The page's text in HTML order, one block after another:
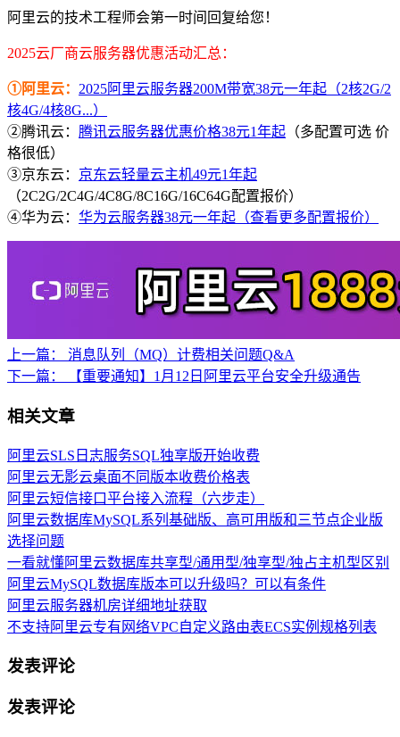
阿里云的技术工程师会第一时间回复给您！
2025云厂商云服务器优惠活动汇总：
①阿里云： 2025阿里云服务器200M带宽38元一年起（2核2G/2
核4G/4核8G...）
②腾讯云： 腾讯云服务器优惠价格38元1年起 （多配置可选 价
格很低）
③京东云： 京东云轻量云主机49元1年起
（2C2G/2C4G/4C8G/8C16G/16C64G配置报价）
④华为云： 华为云服务器38元一年起（查看更多配置报价）
上一篇：
消息队列（MQ）计费相关问题Q&A
下一篇：
【重要通知】1月12日阿里云平台安全升级通告
相关文章
阿里云SLS日志服务SQL独享版开始收费
阿里云无影云桌面不同版本收费价格表
阿里云短信接口平台接入流程（六步走）
阿里云数据库MySQL系列基础版、高可用版和三节点企业版
选择问题
一看就懂阿里云数据库共享型/通用型/独享型/独占主机型区别
阿里云MySQL数据库版本可以升级吗？可以有条件
阿里云服务器机房详细地址获取
不支持阿里云专有网络VPC自定义路由表ECS实例规格列表
发表评论
发表评论